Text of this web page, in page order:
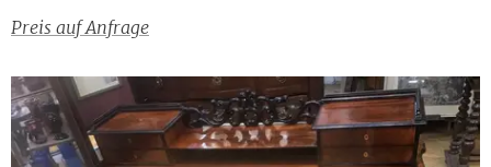
Preis auf Anfrage